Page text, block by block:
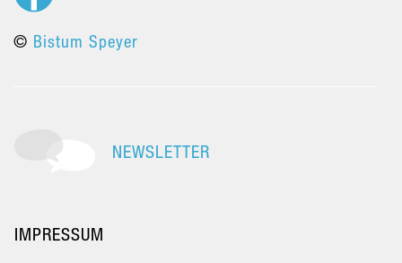
© Bistum Speyer
NEWSLETTER
IMPRESSUM